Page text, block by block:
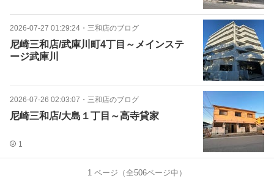
2026-07-27 01:29:24 ・ 三和店のブログ
尼崎三和店/武庫川町4丁目～メインステ
ージ武庫川
2026-07-26 02:03:07 ・ 三和店のブログ
尼崎三和店/大島１丁目～高寺貸家
1
1 ページ（全506ページ中）